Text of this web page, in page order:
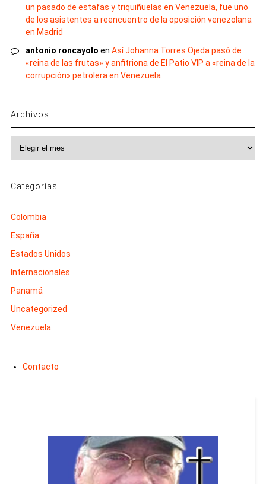
un pasado de estafas y triquiñuelas en Venezuela, fue uno
de los asistentes a reencuentro de la oposición venezolana
en Madrid
antonio roncayolo en Así Johanna Torres Ojeda pasó de
«reina de las frutas» y anfitriona de El Patio VIP a «reina de la
corrupción» petrolera en Venezuela
Archivos
Categorías
Colombia
España
Estados Unidos
Internacionales
Panamá
Uncategorized
Venezuela
Contacto